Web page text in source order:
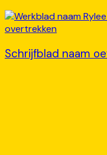
Schrijfblad naam